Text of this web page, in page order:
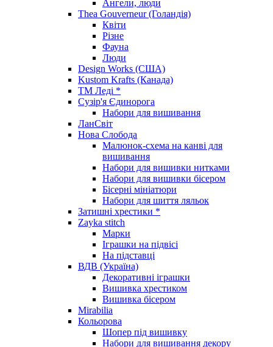
Ангели, люди
Thea Gouverneur (Голандія)
Квіти
Різне
Фауна
Люди
Design Works (США)
Kustom Krafts (Канада)
ТМ Леді *
Сузір'я Єдинорога
Набори для вишивання
ЛанСвіт
Нова Слобода
Малюнок-схема на канві для
вишивання
Набори для вишивки нитками
Набори для вишивки бісером
Бісерні мініатюри
Набори для шиття ляльок
Затишні хрестики *
Zayka stitch
Марки
Іграшки на підвісі
На підставці
ВДВ (Україна)
Декоративні іграшки
Вишивка хрестиком
Вишивка бісером
Mirabilia
Кольорова
Шопер під вишивку
Набори для вишивання декору